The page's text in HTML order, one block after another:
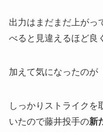
出力はまだまだ上がっ
べると見違えるほど良
加えて気になったのが
しっかりストライクを
いたので藤井投手の新